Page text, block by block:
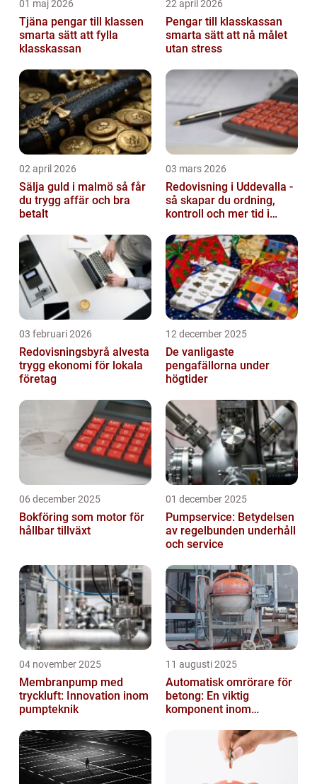
01 maj 2026
Tjäna pengar till klassen
smarta sätt att fylla
klasskassan
22 april 2026
Pengar till klasskassan
smarta sätt att nå målet
utan stress
02 april 2026
Sälja guld i malmö så får
du trygg affär och bra
betalt
03 mars 2026
Redovisning i Uddevalla -
så skapar du ordning,
kontroll och mer tid i
03 februari 2026
Redovisningsbyrå alvesta
trygg ekonomi för lokala
företag
12 december 2025
De vanligaste
pengafällorna under
högtider
06 december 2025
Bokföring som motor för
hållbar tillväxt
01 december 2025
Pumpservice: Betydelsen
av regelbunden underhåll
och service
04 november 2025
Membranpump med
tryckluft: Innovation inom
pumpteknik
11 augusti 2025
Automatisk omrörare för
betong: En viktig
komponent inom